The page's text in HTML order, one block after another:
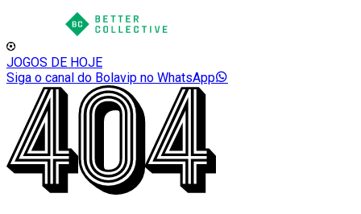
JOGOS DE HOJE
Siga o canal do Bolavip no WhatsApp